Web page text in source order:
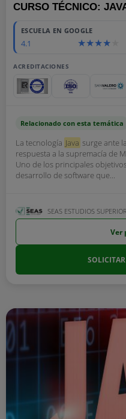
CURSO TÉCNICO:
ESCUELA EN GOOGLE
4.1
ACREDITACIONES
Relacionado con esta temática
La tecnología Java surge ante
respuesta a la supremacía de
Uno de los principales
desarrollo de software que...
SEAS ESTUDIOS
Ver